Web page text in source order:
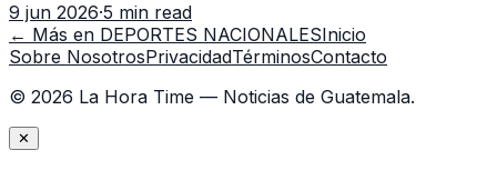
9 jun 2026·5 min read
← Más en DEPORTES NACIONALESInicio
Sobre NosotrosPrivacidadTérminosContacto
© 2026 La Hora Time — Noticias de Guatemala.